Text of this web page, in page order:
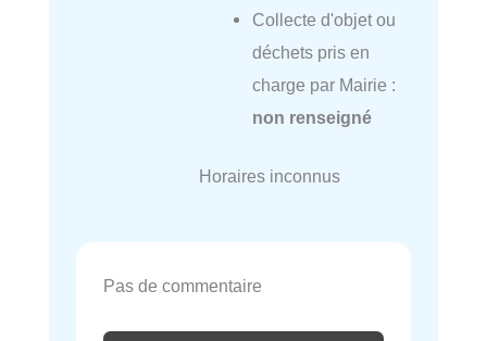
Collecte d'objet ou
déchets pris en
charge par Mairie :
non renseigné
Horaires inconnus
Pas de commentaire